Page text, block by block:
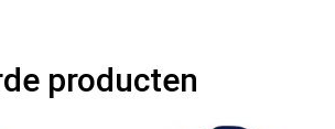
producten